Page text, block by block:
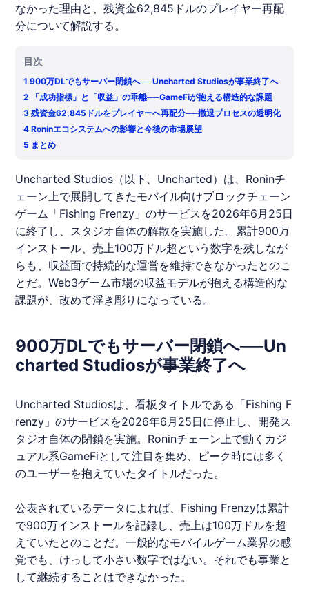
なかった理由と、残資金62,845ドルのプレイヤー再配
分について解説する。
目次
1900万DLでもサーバー閉鎖へ──Uncharted Studiosが事業終了へ
2
「成功指標」と「収益」の乖離──GameFiが抱える構造的な課題
3残資金62,845ドルをプレイヤーへ再配分──撤退プロセスの透明化
4Roninエコシステムへの影響と今後の市場展望
5 まとめ
Uncharted Studios（以下、 Uncharted）は、Roninチ
ェーン上で展開してきたモバイル向けブロックチェーン
ゲーム「Fishing Frenzy」のサービスを2026年6月25日
に終了し、スタジオ自体の解散を実施した。累計900万
インストール、売上100万ドル超という数字を残しなが
らも、収益面で持続的な運営を維持できなかったとのこ
とだ。Web3ゲーム市場の収益モデルが抱える構造的な
課題が、改めて浮き彫りになっている。
900万DLでもサーバー閉鎖へ──Un
charted Studiosが事業終了へ
Uncharted Studiosは、看板タイトルである「Fishing F
renzy」のサービスを2026年6月25日に停止し、開発ス
タジオ自体の閉鎖を実施。Roninチェーン上で動くカジ
ュアル系GameFiとして注目を集め、ピーク時には多く
のユーザーを抱えていたタイトルだった。
公表されているデータによれば、Fishing Frenzyは累計
で900万インストールを記録し、売上は100万ドルを超
えていたとのことだ。一般的なモバイルゲーム業界の感
覚でも、けっして小さい数字ではない。それでも事業と
して継続することはできなかった。